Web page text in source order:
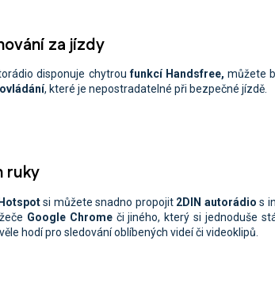
za jízdy
disponuje chytroufunkcí Handsfree, můžete
, které je nepostradatelné při bezpečné jízdě.
ruky
Hotspotsi můžete snadno propojit 2DIN autorádio s
Google Chromeči jiného, který si jednoduše
hodí pro sledování oblíbených videí či videoklipů.